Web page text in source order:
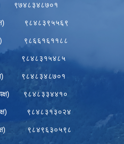
९७४८३४८७०१
९८४८३९५५६९
९८६६१६११८८
९८४८३१५४८५
९८४८३४८७०१
९८४८३३४४१०
९८४८३१३०२४
९८४९६३०५९८